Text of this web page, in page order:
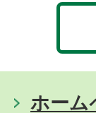
ホーム